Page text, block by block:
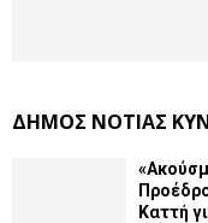
ΔΗΜΟΣ ΝΟΤΙΑΣ
Καττή